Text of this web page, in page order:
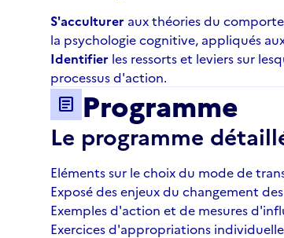
S'acculturer aux théories du
la psychologie cognitive, appliqués
Identifier les ressorts et leviers sur
processus d'action.
article Programme
Le programme
Eléments sur le choix du mode de
Exposé des enjeux du changement
Exemples d'action et de mesures
Exercices d'appropriations